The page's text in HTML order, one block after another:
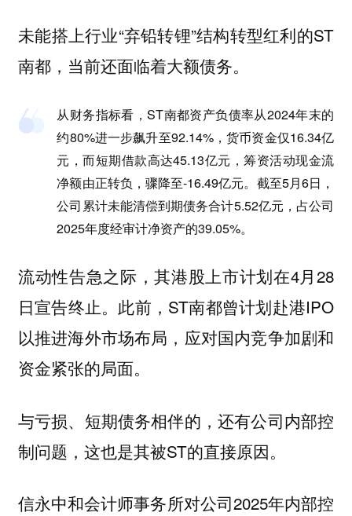
未能搭上行业“弃铅转锂”结构转型红利的ST
南都，当前还面临着大额债务。
从财务指标看，ST南都资产负债率从2024年末的
约80%进一步飙升至92.14%，货币资金仅16.34亿
元，而短期借款高达45.13亿元，筹资活动现金流
净额由正转负，骤降至-16.49亿元。截至5月6日，
公司累计未能清偿到期债务合计5.52亿元，占公司
2025年度经审计净资产的39.05%。
流动性告急之际，其港股上市计划在4月28
日宣告终止。此前，ST南都曾计划赴港IPO
以推进海外市场布局，应对国内竞争加剧和
资金紧张的局面。
与亏损、短期债务相伴的，还有公司内部控
制问题，这也是其被ST的直接原因。
信永中和会计师事务所对公司2025年内部控